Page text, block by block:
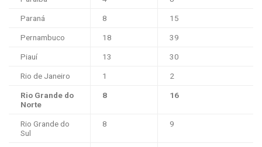
Paraná 8 15
Pernambuco 18 39
Piauí 13 30
Rio de Janeiro 1 2
Rio Grande do
Norte
8 16
Rio Grande do
Sul
8 9